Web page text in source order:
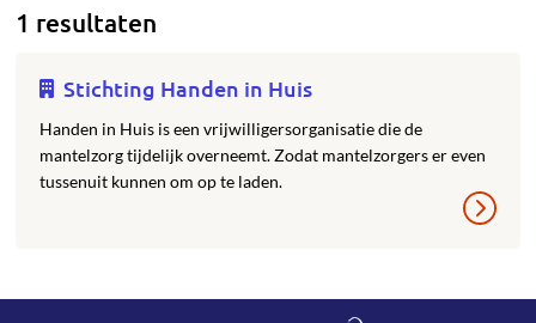
1 resultaten
Stichting Handen in Huis
Handen in Huis is een vrijwilligersorganisatie die de
mantelzorg tijdelijk overneemt. Zodat mantelzorgers er even
tussenuit kunnen om op te laden.